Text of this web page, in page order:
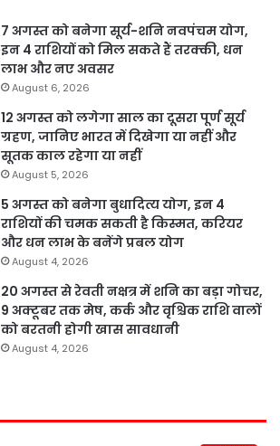
7 अगस्त को बनेगा सूर्य-शनि नवपंचम योग,
इन 4 राशियों को मिल सकते हैं तरक्की, धन
लाभ और नए अवसर
August 6, 2026
12 अगस्त को लगेगा साल का दूसरा पूर्ण सूर्य
ग्रहण, जानिए भारत में दिखेगा या नहीं और
सूतक काल रहेगा या नहीं
August 5, 2026
5 अगस्त को बनेगा बुधादित्य योग, इन 4
राशियों की चमक सकती है किस्मत, करियर
और धन लाभ के बनेंगे प्रबल योग
August 4, 2026
20 अगस्त से रेवती नक्षत्र में शनि का बड़ा गोचर,
9 अक्टूबर तक मेष, कर्क और वृश्चिक राशि वालों
को बरतनी होगी खास सावधानी
August 4, 2026